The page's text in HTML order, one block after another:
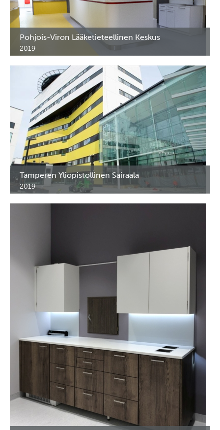
Pohjois-Viron Lääketieteellinen Keskus
2019
Lääkekaapit ym. erikoiskalusteet Terveyskeskukseen sekä
Hematologian, Sätehoidon, Ortopedian osastoille ja Hiiun
Sairaalaan.
Tamperen Yliopistollinen Sairaala
2019
FlexShelf kärryt läpiantokaappeihin